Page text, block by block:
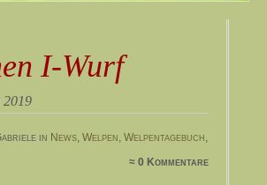
I-Wurf
in News, Welpen, Welpentagebuch,
≈ 0 Kommentare